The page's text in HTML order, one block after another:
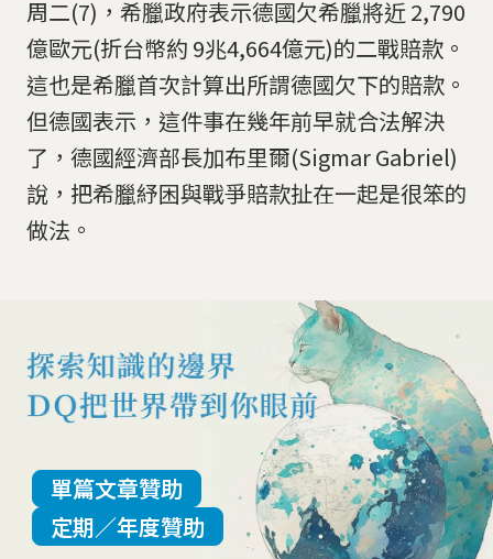
周二(7)，希臘政府表示德國欠希臘將近 2,790
億歐元(折台幣約 9兆4,664億元)的二戰賠款。
這也是希臘首次計算出所謂德國欠下的賠款。
但德國表示，這件事在幾年前早就合法解決
了，德國經濟部長加布里爾(Sigmar Gabriel)
說，把希臘紓困與戰爭賠款扯在一起是很笨的
做法。
單篇文章贊助
定期／年度贊助